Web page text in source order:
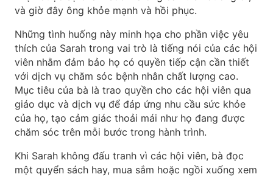
và giờ đây ông khỏe mạnh và hồi phục.
Những tình huống này minh họa cho phần việc yêu
thích của Sarah trong vai trò là tiếng nói của các hội
viên nhằm đảm bảo họ có quyền tiếp cận cần thiết
với dịch vụ chăm sóc bệnh nhân chất lượng cao.
Mục tiêu của bà là trao quyền cho các hội viên qua
giáo dục và dịch vụ để đáp ứng nhu cầu sức khỏe
của họ, tạo cảm giác thoải mái như họ đang được
chăm sóc trên mỗi bước trong hành trình.
Khi Sarah không đấu tranh vì các hội viên, bà đọc
một quyển sách hay, mua sắm hoặc ngồi xuống xem